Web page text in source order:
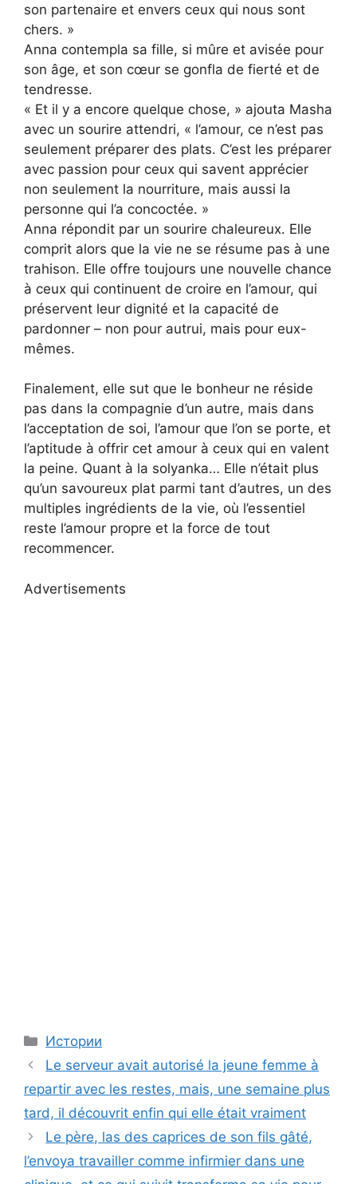
son partenaire et envers ceux qui nous sont
chers. »
Anna contempla sa fille, si mûre et avisée pour
son âge, et son cœur se gonfla de fierté et de
tendresse.
« Et il y a encore quelque chose, » ajouta Masha
avec un sourire attendri, « l’amour, ce n’est pas
seulement préparer des plats. C’est les préparer
avec passion pour ceux qui savent apprécier
non seulement la nourriture, mais aussi la
personne qui l’a concoctée. »
Anna répondit par un sourire chaleureux. Elle
comprit alors que la vie ne se résume pas à une
trahison. Elle offre toujours une nouvelle chance
à ceux qui continuent de croire en l’amour, qui
préservent leur dignité et la capacité de
pardonner – non pour autrui, mais pour eux-
mêmes.
Finalement, elle sut que le bonheur ne réside
pas dans la compagnie d’un autre, mais dans
l’acceptation de soi, l’amour que l’on se porte, et
l’aptitude à offrir cet amour à ceux qui en valent
la peine. Quant à la solyanka… Elle n’était plus
qu’un savoureux plat parmi tant d’autres, un des
multiples ingrédients de la vie, où l’essentiel
reste l’amour propre et la force de tout
recommencer.
Advertisements
Categories
Истории
Le serveur avait autorisé la jeune femme à
repartir avec les restes, mais, une semaine plus
tard, il découvrit enfin qui elle était vraiment
Le père, las des caprices de son fils gâté,
l’envoya travailler comme infirmier dans une